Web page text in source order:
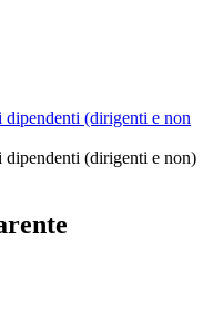
(dirigenti e non
(dirigenti e non)